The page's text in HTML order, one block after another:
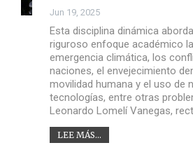
Jun 19, 2025
Esta disciplina dinámica
riguroso enfoque académico
emergencia climática, los
naciones, el envejecimiento
movilidad humana y el uso de
tecnologías, entre otras
Leonardo Lomelí Vanegas,
LEE MÁS...